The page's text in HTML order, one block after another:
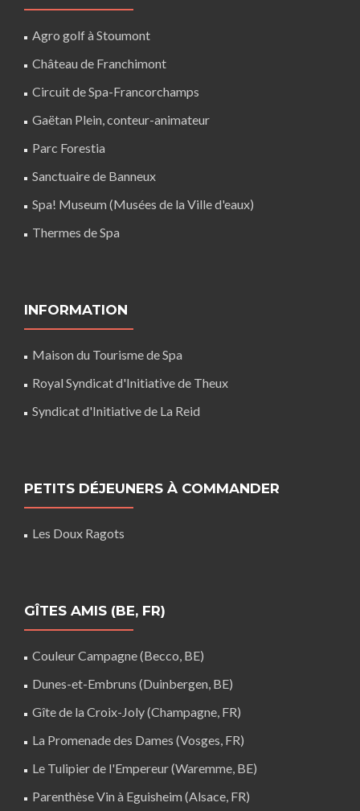
Agro golf à Stoumont
Château de Franchimont
Circuit de Spa-Francorchamps
Gaëtan Plein, conteur-animateur
Parc Forestia
Sanctuaire de Banneux
Spa! Museum (Musées de la Ville d'eaux)
Thermes de Spa
INFORMATION
Maison du Tourisme de Spa
Royal Syndicat d'Initiative de Theux
Syndicat d'Initiative de La Reid
PETITS DÉJEUNERS À COMMANDER
Les Doux Ragots
GÎTES AMIS (BE, FR)
Couleur Campagne (Becco, BE)
Dunes-et-Embruns (Duinbergen, BE)
Gîte de la Croix-Joly (Champagne, FR)
La Promenade des Dames (Vosges, FR)
Le Tulipier de l'Empereur (Waremme, BE)
Parenthèse Vin à Eguisheim (Alsace, FR)